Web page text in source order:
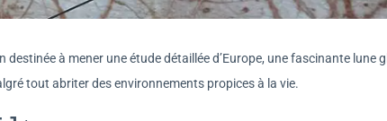
à mener une étude détaillée d’Europe, une fascinante lune
tout abriter des environnements propices à la vie.